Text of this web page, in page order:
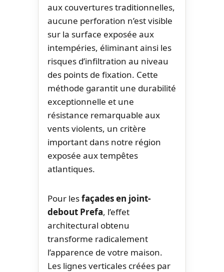
aux couvertures traditionnelles,
aucune perforation n’est visible
sur la surface exposée aux
intempéries, éliminant ainsi les
risques d’infiltration au niveau
des points de fixation. Cette
méthode garantit une durabilité
exceptionnelle et une
résistance remarquable aux
vents violents, un critère
important dans notre région
exposée aux tempêtes
atlantiques.
Pour lesfaçades en joint-
debout Prefa, l’effet
architectural obtenu
transforme radicalement
l’apparence de votre maison.
Les lignes verticales créées par